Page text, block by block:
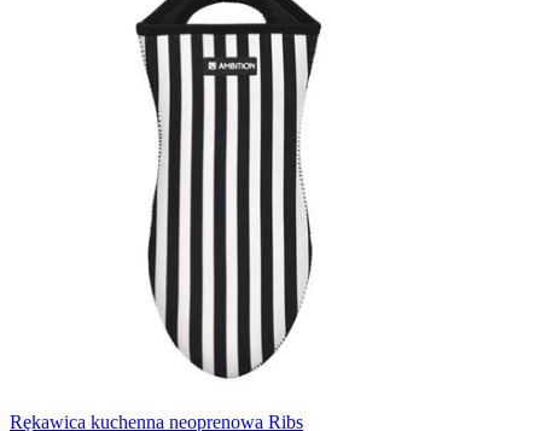
Rękawica kuchenna neoprenowa Ribs